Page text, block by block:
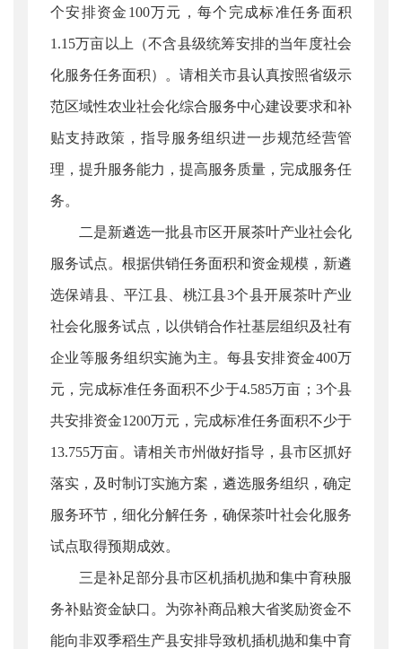
个安排资金100万元，每个完成标准任务面积
1.15万亩以上（不含县级统筹安排的当年度社会
化服务任务面积）。请相关市县认真按照省级示
范区域性农业社会化综合服务中心建设要求和补
贴支持政策，指导服务组织进一步规范经营管
理，提升服务能力，提高服务质量，完成服务任
务。
二是新遴选一批县市区开展茶叶产业社会化
服务试点。根据供销任务面积和资金规模，新遴
选保靖县、平江县、桃江县3个县开展茶叶产业
社会化服务试点，以供销合作社基层组织及社有
企业等服务组织实施为主。每县安排资金400万
元，完成标准任务面积不少于4.585万亩；3个县
共安排资金1200万元，完成标准任务面积不少于
13.755万亩。请相关市州做好指导，县市区抓好
落实，及时制订实施方案，遴选服务组织，确定
服务环节，细化分解任务，确保茶叶社会化服务
试点取得预期成效。
三是补足部分县市区机插机抛和集中育秧服
务补贴资金缺口。 为弥补商品粮大省奖励资金不
能向非双季稻生产县安排导致机插机抛和集中育